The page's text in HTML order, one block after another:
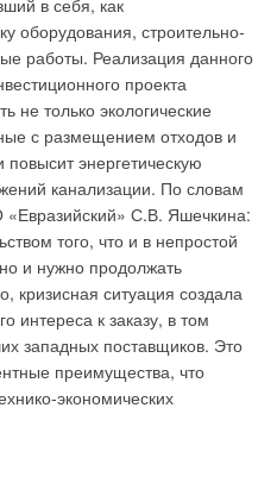
в себя, как
оборудования, строительно-
работы. Реализация данного
проекта
не только экологические
с размещением отходов и
энергетическую
канализации. По словам
С.В. Яшечкина:
того, что и в непростой
и нужно продолжать
кризисная ситуация создала
интереса к заказу, в том
западных поставщиков. Это
преимущества, что
экономических